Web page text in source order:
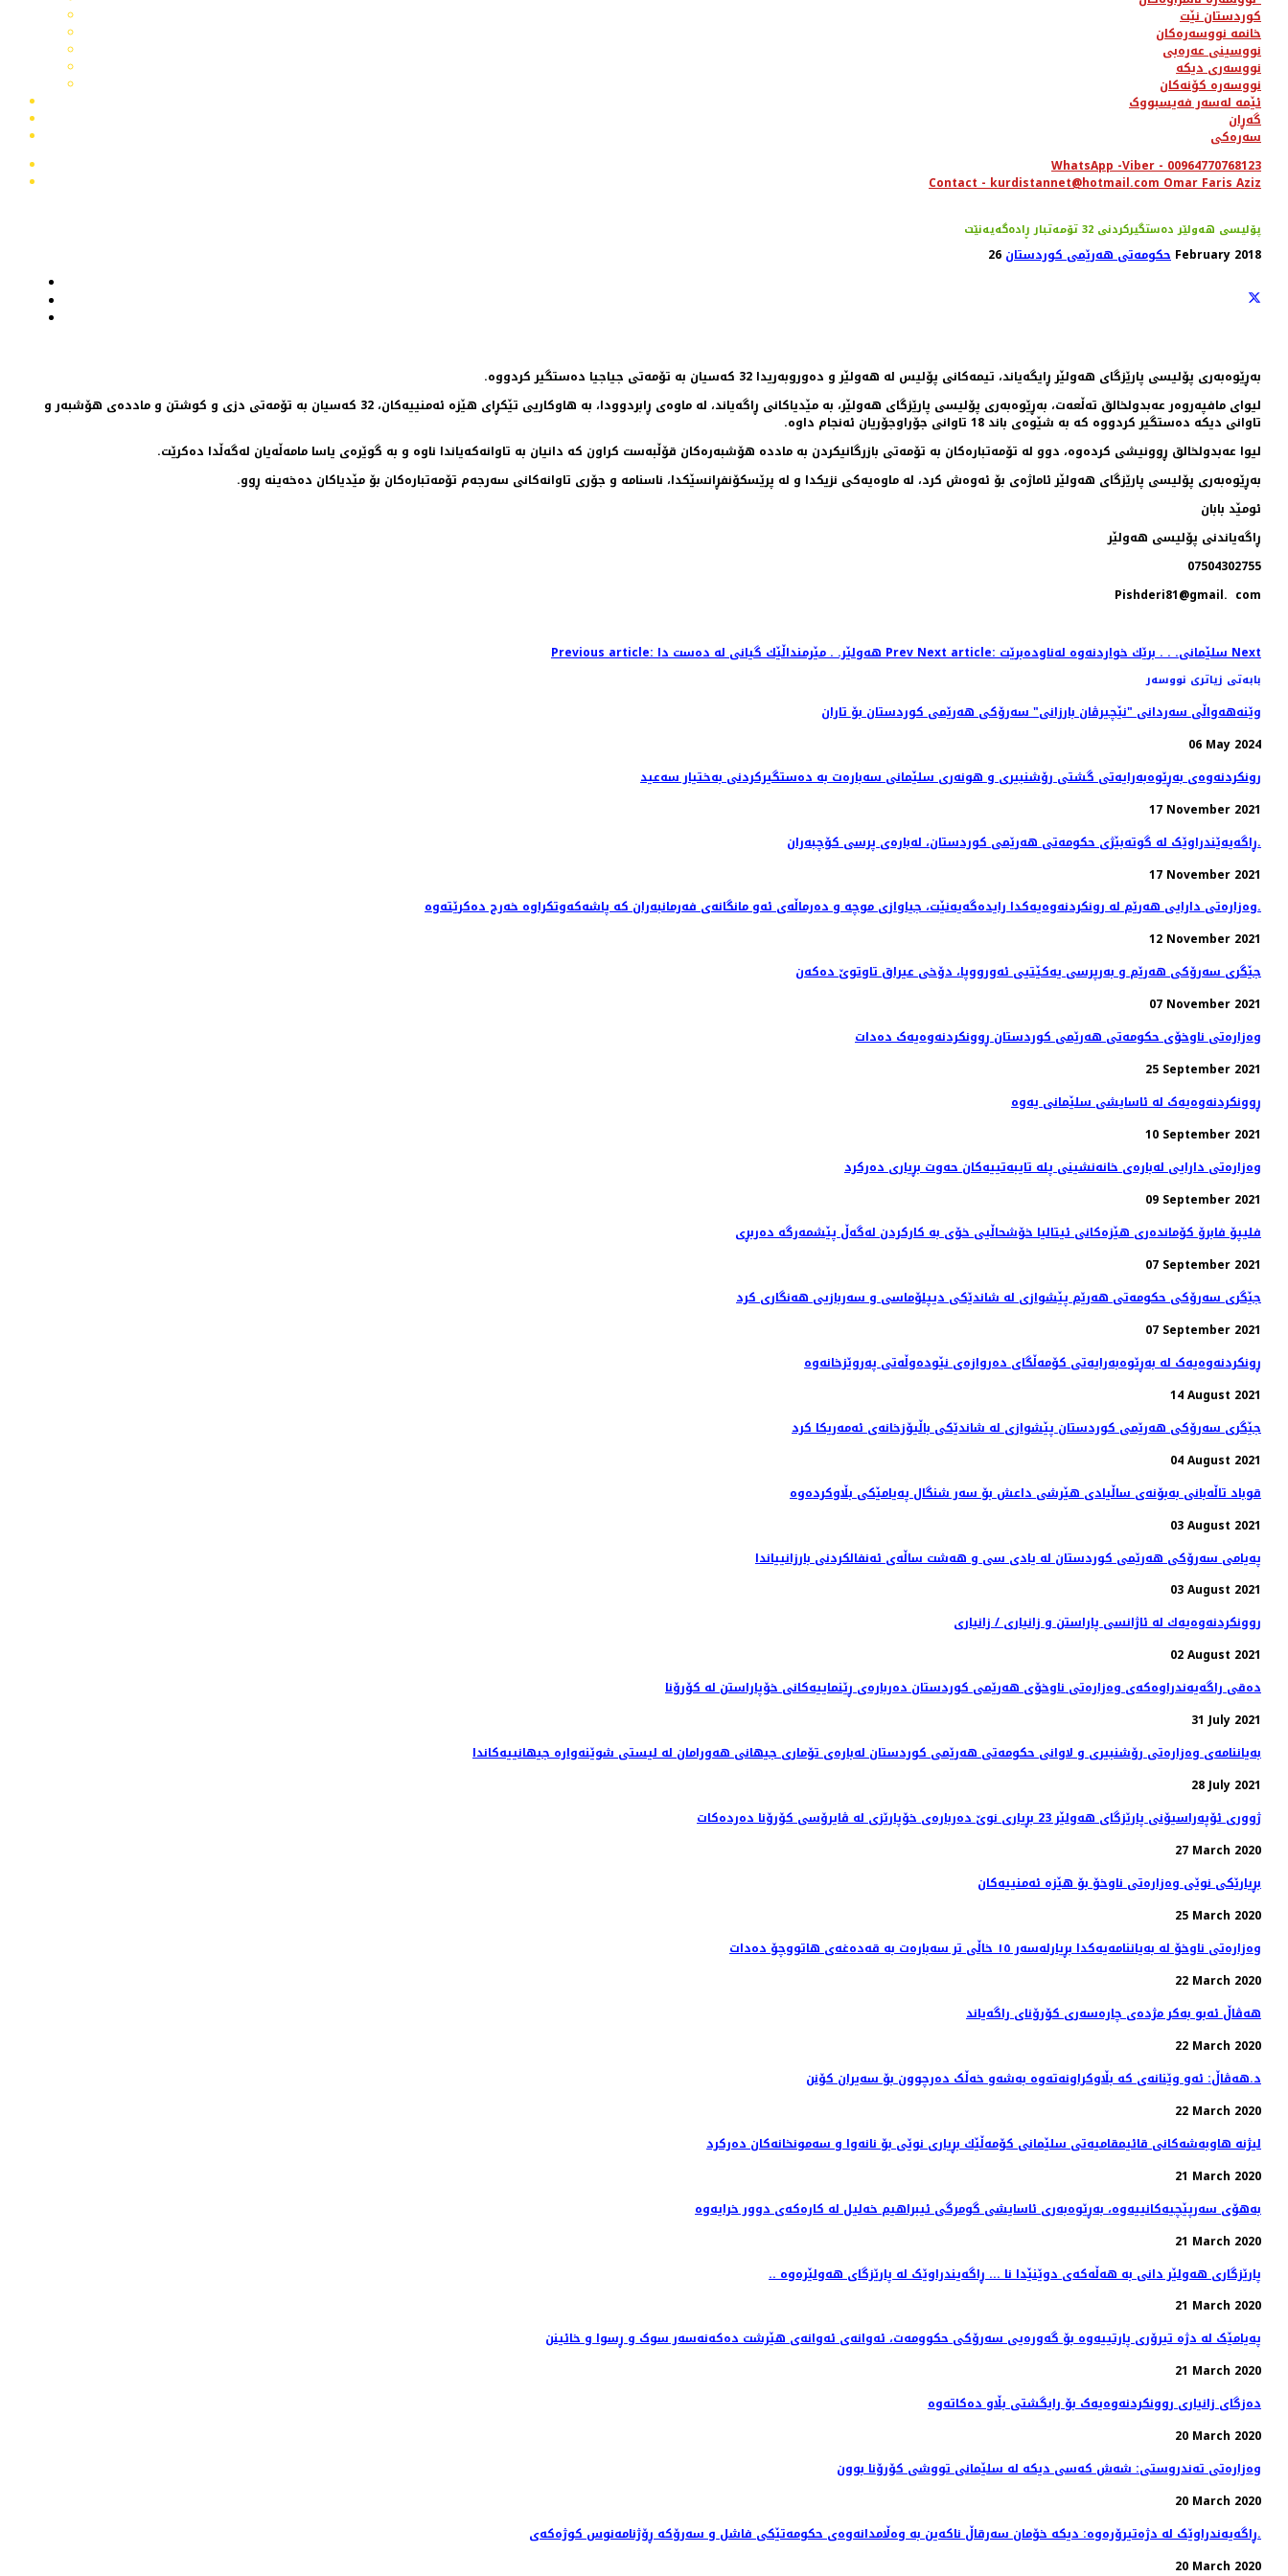
کوردستان نێت
خانمە نووسەرەکان
نووسینی عەرەبی
نووسەری دیکە
نووسەرە کۆنەکان
ئێمە لەسەر فەیسبووک
گەڕان
سەرەکی
WhatsApp -Viber - 00964770768123
Contact - kurdistannet@hotmail.com Omar Faris Aziz
پۆلیسی هەولێر دەستگیركردنی 32 تۆمەتبار ڕادەگەیەنێت
حکومەتی هەرێمی کوردستان 26 February 2018
بەڕێوەبەری پۆلیسی پارێزگای هەولێر ڕایگەیاند، تیمەكانی پۆلیس لە هەولێر و دەوروبەریدا 32 كەسیان بە تۆمەتی جیاجیا دەستگیر كردووە.
لیوای مافپەروەر عەبدولخالق تەڵعەت، بەڕێوەبەری پۆلیسی پارێزگای هەولێر، بە مێدیاكانی ڕاگەیاند، لە ماوەی ڕابردوودا، بە هاوكاریی تێكڕای هێزە ئەمنییەكان، 32 كەسیان بە تۆمەتی دزی و كوشتن و ماددەی هۆشبەر و
تاوانی دیكە دەستگیر كردووە كە بە شێوەی باند 18 تاوانی جۆراوجۆریان ئەنجام داوە.
لیوا عەبدولخالق ڕوونیشی كردەوە، دوو لە تۆمەتبارەكان بە تۆمەتی بازرگانیكردن بە ماددە هۆشبەرەكان قۆڵبەست كراون كە دانیان بە تاوانەكەیاندا ناوە و بە گوێرەی یاسا مامەڵەیان لەگەڵدا دەكرێت.
بەڕێوەبەری پۆلیسی پارێزگای هەولێر ئاماژەی بۆ ئەوەش كرد، لە ماوەیەكی نزیكدا و لە پرێسكۆنفڕانسێكدا، ناسنامە و جۆری تاوانەكانی سەرجەم تۆمەتبارەكان بۆ مێدیاكان دەخەینە ڕوو.
ئومێد بابان
ڕاگەیاندنی پۆلیسی هەولێر
07504302755
Pishderi81@gmail. com
Previous article: هەولێر. . مێرمنداڵێك گیانی لە دەست داPrev Next article: سلێمانی. . . برێك خواردنه‌وه‌ له‌ناوده‌برێتNext
بابەتی زیاتری نووسەر
وێنه‌هه‌واڵی سه‌ردانی "نێچیرڤان بارزانی" سەرۆکی هەرێمی کوردستان بۆ تاران
06 May 2024
رونکردنەوەی بەڕێوەبەرایەتی گشتی رۆشنبیری و هونەری سلێمانی سەبارەت بە دەستگیرکردنی بەختیار سەعید
17 November 2021
ڕاگەیەێندراوێک لە گوتەبێژی حکومەتی ھەرێمی کوردستان، لەبارەی پرسی کۆچبەران.
17 November 2021
وەزارەتی دارایی هەرێم لە رونکردنەوەیەکدا رایدەگەیەنێت، جیاوازی موچە و دەرماڵەی ئەو مانگانەی فەرمانبەران کە پاشەکەوتکراوە خەرج دەکرێتەوە.
12 November 2021
جێگری سەرۆکی هەرێم و بەرپرسی یەکێتیی ئەورووپا، دۆخى عيراق تاوتوێ ده‌كه‌ن
07 November 2021
وەزارەتی ناوخۆی حکومەتی هەرێمی کوردستان ڕوونکردنەوەیەک دەدات
25 September 2021
ڕوونکردنەوەیەک لە ئاسایشی سلێمانی یەوە
10 September 2021
وەزارەتی دارایی لەبارەی خانەنشینی پلە تایبەتییەکان حەوت بڕیاری دەرکرد
09 September 2021
فلیپۆ فابرۆ کۆماندەری هێزەکانی ئیتالیا خۆشحاڵیی خۆی بە كاركردن لەگەڵ پێشمەرگە دەربڕی
07 September 2021
جێگری سەرۆکی حکومەتی هەرێم پێشوازی لە شاندێکی دیپلۆماسی و سەربازیی هەنگاری کرد
07 September 2021
ڕونکردنەوەیەک لە بەڕێوەبەرایەتی کۆمەڵگای دەروازەی نێودەوڵەتی پەروێزخانەوە
14 August 2021
جێگری سەرۆکی هەرێمی کوردستان پێشوازی لە شاندێکی باڵیۆزخانه‌ی ئه‌مه‌ریکا کرد
04 August 2021
قوباد تاڵەبانی بەبۆنەی ساڵیادی هێرشی داعش بۆ سەر شنگال پەیامێکی بڵاوکردەوە
03 August 2021
پەیامی سەرۆکی هەرێمی کوردستان له‌ يادى سى و هه‌شت ساڵه‌ى ئه‌نفالكردنى بارزانيياندا
03 August 2021
روونكردنه‌وه‌یه‌ك له‌ ئاژانسی پاراستن و زانیاری / زانیاری
02 August 2021
دەقی راگەیەندراوەکەی وەزارەتی ناوخۆی هەرێمی کوردستان دەربارەی ڕێنماییەکانی خۆپاراستن لە کۆرۆنا
31 July 2021
بەیاننامەی وەزارەتی رۆشنبیری و لاوانی حکومەتی هەرێمی کوردستان لەبارەی تۆماری جیهانی هەورامان لە لیستی شوێنەوارە جیهانییەکاندا
28 July 2021
ژووری ئۆپەراسیۆنی پارێزگای هەولێر 23 بڕیاری نوێ‌ دەربارەی خۆپارێزی لە ڤایرۆسی كۆرۆنا دەردەكات
27 March 2020
بڕیارێكی نوێی وەزارەتی ناوخۆ بۆ هێزە ئەمنییەكان
25 March 2020
وەزارەتی ناوخۆ لە بەیاننامەیەکدا بڕیارلەسەر ١٥ خاڵی تر سەبارەت بە قەدەغەی هاتووچۆ دەدات
22 March 2020
هه‌ڤاڵ ئه‌بو به‌كر مژده‌ی چاره‌سه‌ری کۆرۆنای راگه‌یاند
22 March 2020
د.هەڤاڵ: ئەو وێنانەی کە بڵاوکراونەتەوە بەشەو خەڵک دەرچوون بۆ سەیران کۆنن
22 March 2020
لیژنه‌ هاوبه‌شه‌كانی قائیمقامیه‌تی سلێمانی كۆمه‌ڵێك بڕیاری نوێی بۆ نانه‌وا و سه‌مونخانه‌كان ده‌ركرد
21 March 2020
بەهۆی سەرپێچیەکانییەوە، بەڕێوەبەری ئاسایشی گومرگی ئیبراهیم خەلیل لە کارەکەی دوور خرایەوە
21 March 2020
.. پارێزگاری هەولێر دانی بە هەڵەکەی دوێنێدا نا ... ڕاگەیندراوێک لە پارێزگای هەولێرەوە
21 March 2020
پەیامێک لە دژە تیرۆری پارتییەوە بۆ گەورەیی سەرۆکی حکوومەت، ئەوانەی ئەوانەی هێرشت دەکەنەسەر سوک و ڕسوا و خائینن
21 March 2020
دەزگای زانیاری روونکردنەوەیەک بۆ رایگشتی بڵاو دەکاتەوە
20 March 2020
وەزارەتی تەندروستی: شەش كەسی دیكە لە سلێمانی تووشی كۆرۆنا بوون
20 March 2020
ڕاگەیەندراوێک لە دژەتیرۆرەوە: دیکە خۆمان سەرقاڵ ناکەین بە وەڵامدانەوەی حکومەتێکی فاشل و سەرۆکە ڕۆژنامەنوس کوژەکەی.
20 March 2020